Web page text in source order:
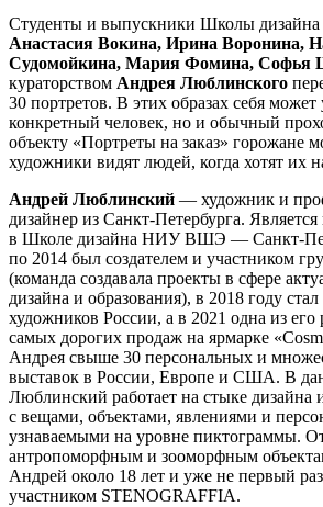
Студенты и выпускники Школы
Анастасия Вокина, Ирина Воронина,
Судомойкина, Мария Фомина, Софья
кураторством Андрея Люблинского
30 портретов. В этих образах себя может
конкретный человек, но и обычный
объекту «Портреты на заказ» горожане
художники видят людей, когда хотят их
Андрей Люблинский — художник и
дизайнер из Санкт-Петербурга.
в Школе дизайна НИУ ВШЭ — Санкт-
по 2014 был создателем и участником
(команда создавала проекты в сфере
дизайна и образования), в 2018 году
художников России, а в 2021 одна из его
самых дорогих продаж на ярмарке
Андрея свыше 30 персональных и
выставок в России, Европе и США. В
Люблинский работает на стыке дизайна
с вещами, объектами, явлениями и
узнаваемыми на уровне пиктограммы.
антропоморфным и зооморфным
Андрей около 18 лет и уже не первый
участником STENOGRAFFIA.